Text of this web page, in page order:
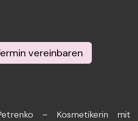
vereinbaren
– Kosmetikerin mit